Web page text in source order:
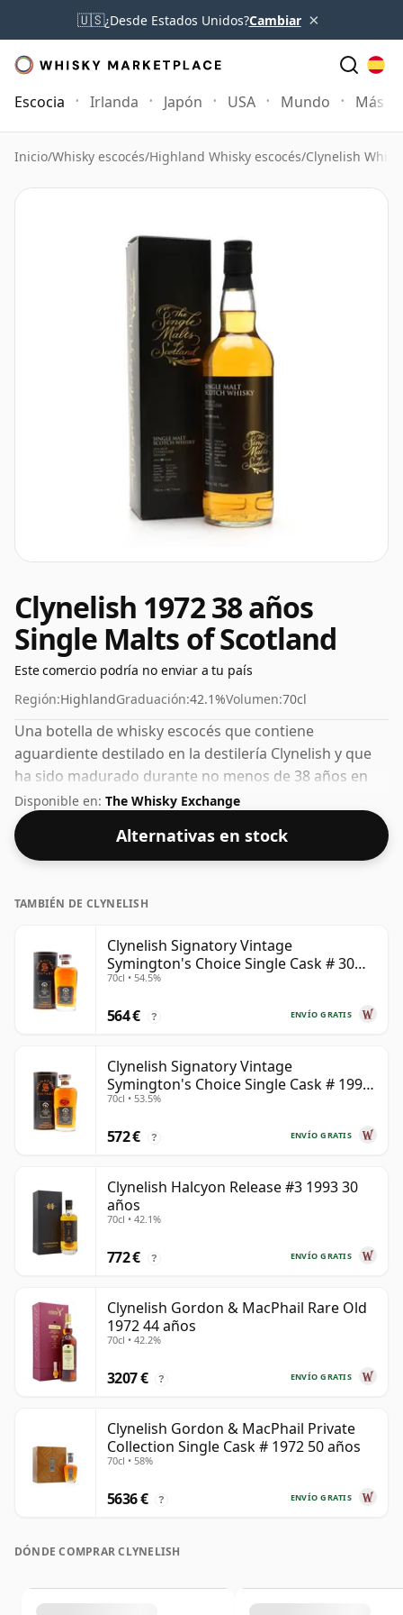
🇺🇸¿Desde Estados Unidos?Cambiar ×
Escocia Irlanda Japón USA Mundo Más
Inicio/Whisky escocés/Highland Whisky escocés/Clynelish
Clynelish 1972 38 años
Single Malts of Scotland
Este comercio podría no enviar a tu país
Región:HighlandGraduación:42.1%Volumen:70cl
Una botella de whisky escocés que contiene
aguardiente destilado en la destilería Clynelish y que
ha sido madurado durante no menos de 38 años en
barricas de roble. Siempre es bueno ver whiskies
embotellados con un ABV de 42,1%; este se envía en el
tamaño normal de 70 cl.
Disponible en: The Whisky Exchange
Alternativas en stock
TAMBIÉN DE CLYNELISH
Clynelish Signatory Vintage
Symington's Choice Single Cask # 30
años
70cl • 54.5%
ENVÍO GRATIS
564 € ?
Clynelish Signatory Vintage
Symington's Choice Single Cask # 1995
28 años
70cl • 53.5%
ENVÍO GRATIS
572 € ?
Clynelish Halcyon Release #3 1993 30
años
70cl • 42.1%
ENVÍO GRATIS
772 € ?
Clynelish Gordon & MacPhail Rare Old
1972 44 años
70cl • 42.2%
ENVÍO GRATIS
3207 € ?
Clynelish Gordon & MacPhail Private
Collection Single Cask # 1972 50 años
70cl • 58%
ENVÍO GRATIS
5636 € ?
DÓNDE COMPRAR CLYNELISH